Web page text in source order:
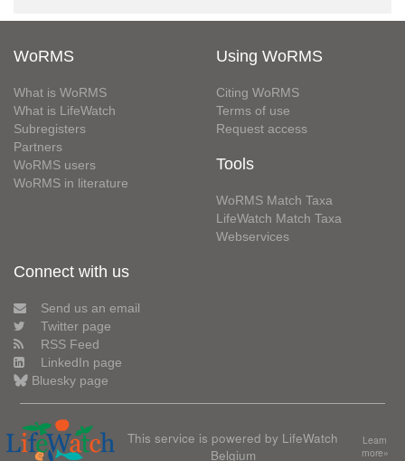
WoRMS
What is WoRMS
What is LifeWatch
Subregisters
Partners
WoRMS users
WoRMS in literature
Using WoRMS
Citing WoRMS
Terms of use
Request access
Tools
WoRMS Match Taxa
LifeWatch Match Taxa
Webservices
Connect with us
Send us an email
Twitter page
RSS Feed
LinkedIn page
Bluesky page
This service is powered by LifeWatch
Belgium
Learn
more»